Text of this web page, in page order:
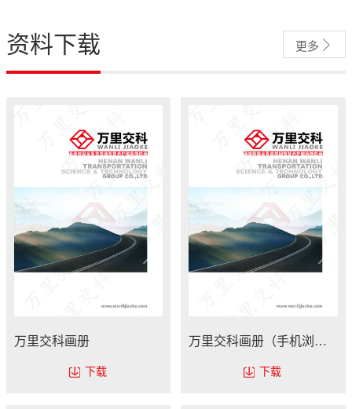
资料下载 更多 
万里交科画册
下载
万里交科画册（手机浏览版）
下载